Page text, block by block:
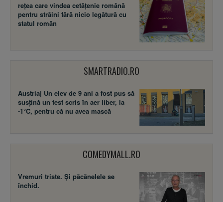
susţină un test scris în aer liber, la
COMEDYMALL.RO